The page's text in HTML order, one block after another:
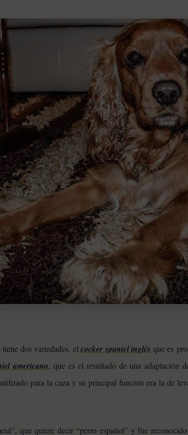
tiene dos variedades, elcocker spaniel inglés que es
americano, que es el resultado de una adaptación
para la caza y su principal función era la de
que quiere decir “perro español” y fue